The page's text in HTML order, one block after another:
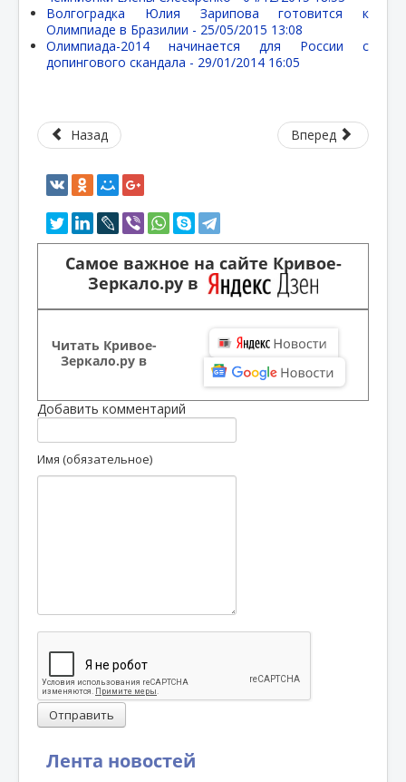
Лента новостей
Волгоградка Юлия Зарипова готовится к
Олимпиаде в Бразилии - 25/05/2015 13:08
Олимпиада-2014 начинается для России с
допингового скандала - 29/01/2014 16:05
Назад Вперед
Самое важное на сайте Кривое-
Зеркало.ру в
Читать Кривое-
Зеркало.ру в
Добавить комментарий
Имя (обязательное)
Отправить